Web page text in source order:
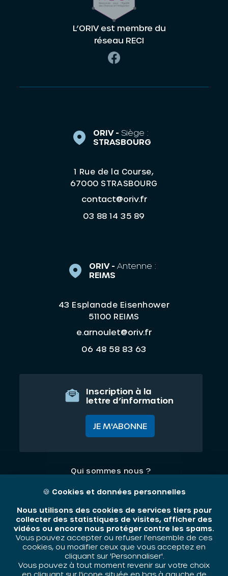
L’ORIV est membre du
réseau RECI
ORIV - Siège :
STRASBOURG
1 Rue de la Course,
67000 STRASBOURG
contact@oriv.fr
03 88 14 35 89
ORIV - Antenne :
REIMS
43 Esplanade Eisenhower
51100 REIMS
e.arnoulet@oriv.fr
06 48 58 83 63
Inscription à la
lettre d’information
JE M'ABONNE
Qui sommes nous ?
Nos thématiques
Mentions légales
ORIV - 2026 / Tous droits réservés
🍪 Cookies et données personnelles
Nous utilisons des cookies de services tiers pour
collecter des statistiques de visites, afficher des
vidéos ou encore nous protéger contre les spams.
Vous pouvez accepter ou refuser l'ensemble de ces
cookies, ou modifier ceux que vous acceptez en
cliquant sur 'Personnaliser'.
Vous pouvez à tout moment revenir sur votre choix
en cliquant sur l'icone située en bas à gauche de